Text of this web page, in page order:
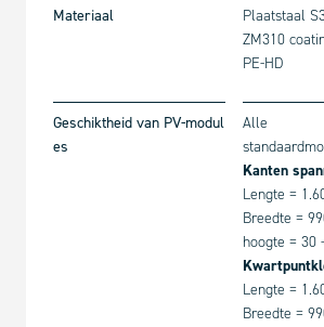
Materiaal
Plaatstaal
ZM310
PE-HD
Geschiktheid van PV-modul
es
Alle
Kanten
Lengte =
Breedte =
hoogte = 30
Lengte =
Breedte =